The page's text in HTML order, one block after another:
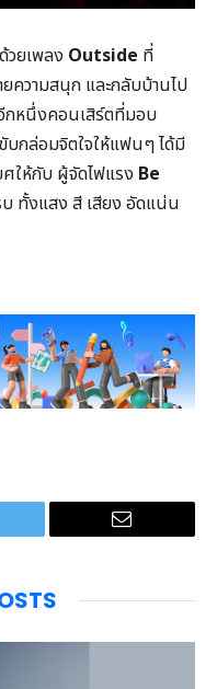
ยเพลง Outside ที่
วามสนุก และกลับบ้านไป
กหนึ่งคอนเสิร์ตที่มอบ
บกล่อมจิตใจให้แฟนๆ ได้มี
ให้กับ ผู้จัดไฟแรง Be
ทั้งแสง สี เสียง อัดแน่น
Email